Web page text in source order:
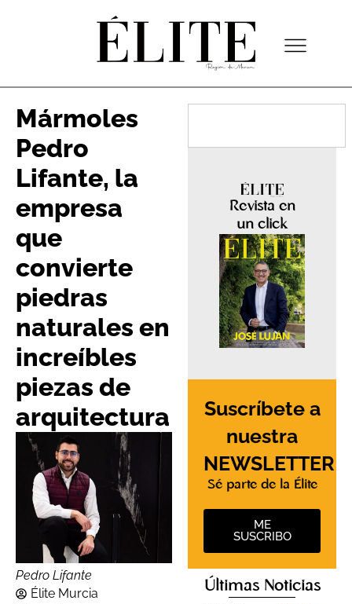
Mármoles
Pedro
Lifante, la
empresa
que
convierte
piedras
naturales en
increíbles
piezas de
arquitectura
Pedro Lifante
Élite Murcia
Revista en
un click
Suscríbete a
nuestra
NEWSLETTER
Sé parte de la Élite
ME
SUSCRIBO
Últimas Noticias